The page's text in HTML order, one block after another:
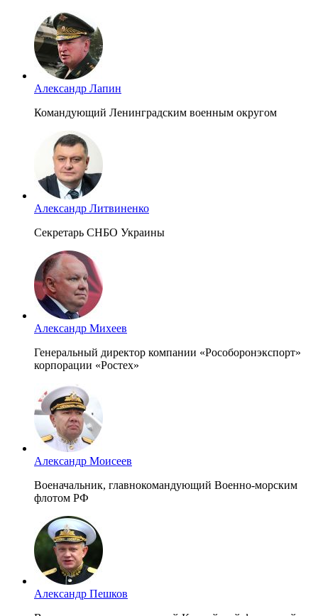
Александр Лапин
Командующий Ленинградским военным округом
Александр Литвиненко
Секретарь СНБО Украины
Александр Михеев
Генеральный директор компании «Рособоронэкспорт»
корпорации «Ростех»
Александр Моисеев
Военачальник, главнокомандующий Военно-морским
флотом РФ
Александр Пешков